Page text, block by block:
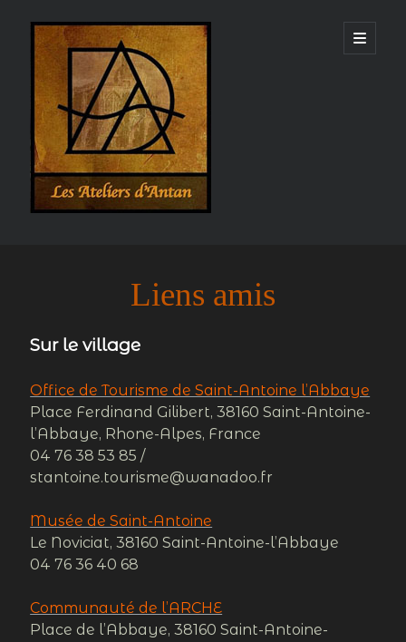
Les
Ateliers
d'Antan
open
primary
Faïence Métal
Peinture Pierre
Pierre Semi précieuse Porcelaine Poterie
recyclé
Verre végétal émaïl
Liens amis
Sur le village
Office de Tourisme de Saint-Antoine l’Abbaye
Place Ferdinand Gilibert, 38160 Saint-Antoine-
l’Abbaye, Rhone-Alpes, France
04 76 38 53 85 /
stantoine.tourisme@wanadoo.fr
Musée de Saint-Antoine
Le Noviciat, 38160 Saint-Antoine-l’Abbaye
04 76 36 40 68
Communauté de l’ARCHE
Place de l’Abbaye, 38160 Saint-Antoine-